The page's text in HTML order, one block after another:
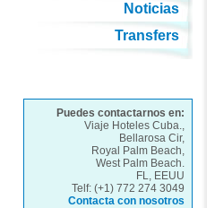
Noticias
Transfers
Puedes contactarnos en:
Viaje Hoteles Cuba.,
Bellarosa Cir,
Royal Palm Beach,
West Palm Beach.
FL, EEUU
Telf: (+1) 772 274 3049
Contacta con nosotros